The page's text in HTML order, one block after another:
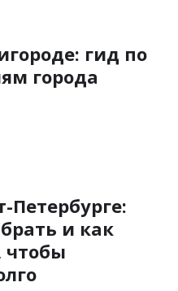
гид по
города
Петербурге:
и как
чтобы